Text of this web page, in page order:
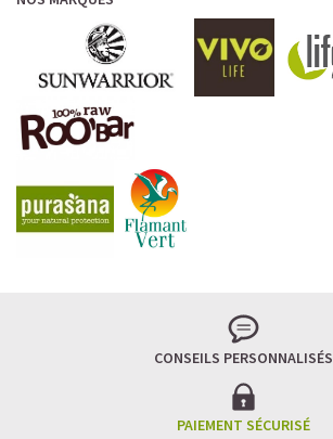
CONSEILS PERSONNALISÉS
PAIEMENT SÉCURISÉ